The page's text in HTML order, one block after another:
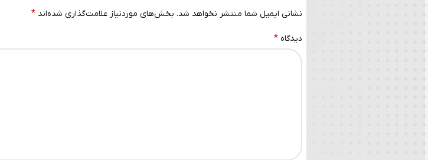
نشانی ایمیل شما منتشر نخواهد شد. بخش‌های موردنیاز علامت‌گذاری شده‌اند *
دیدگاه *